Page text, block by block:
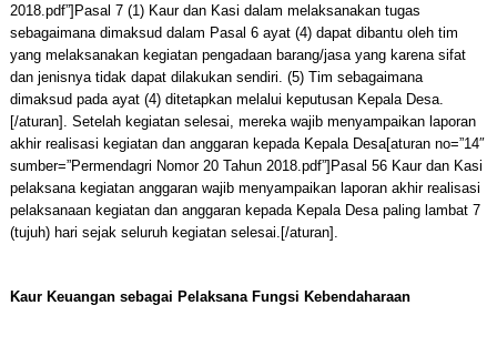
2018.pdf”]Pasal 7 (1) Kaur dan Kasi dalam melaksanakan tugas
sebagaimana dimaksud dalam Pasal 6 ayat (4) dapat dibantu oleh tim
yang melaksanakan kegiatan pengadaan barang/jasa yang karena sifat
dan jenisnya tidak dapat dilakukan sendiri. (5) Tim sebagaimana
dimaksud pada ayat (4) ditetapkan melalui keputusan Kepala Desa.
[/aturan]. Setelah kegiatan selesai, mereka wajib menyampaikan laporan
akhir realisasi kegiatan dan anggaran kepada Kepala Desa[aturan no=”14″
sumber=”Permendagri Nomor 20 Tahun 2018.pdf”]Pasal 56 Kaur dan Kasi
pelaksana kegiatan anggaran wajib menyampaikan laporan akhir realisasi
pelaksanaan kegiatan dan anggaran kepada Kepala Desa paling lambat 7
(tujuh) hari sejak seluruh kegiatan selesai.[/aturan].
Kaur Keuangan sebagai Pelaksana Fungsi Kebendaharaan